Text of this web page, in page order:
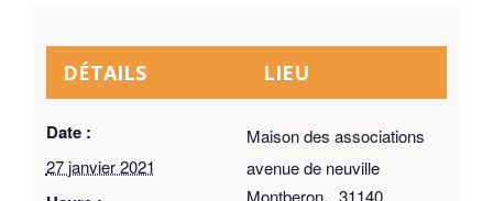
DÉTAILS
Date :
27 janvier 2021
LIEU
Maison des associations
avenue de neuville
Montberon, 31140